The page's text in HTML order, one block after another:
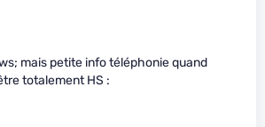
mais petite info téléphonie quand
totalement HS :